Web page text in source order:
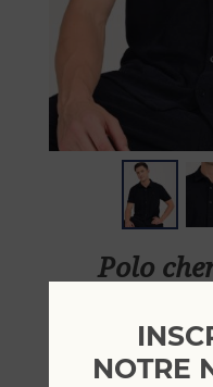
Polo
NOTRE